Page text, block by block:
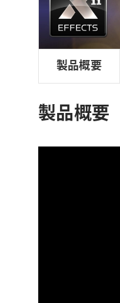
製品概要
製品概要